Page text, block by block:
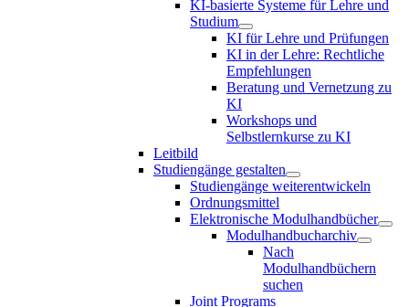
KI-basierte Systeme für Lehre und
Studium
KI für Lehre und Prüfungen
KI in der Lehre: Rechtliche
Empfehlungen
Beratung und Vernetzung zu
KI
Workshops und
Selbstlernkurse zu KI
Leitbild
Studiengänge gestalten
Studiengänge weiterentwickeln
Ordnungsmittel
Elektronische Modulhandbücher
Modulhandbucharchiv
Nach
Modulhandbüchern
suchen
Joint Programs